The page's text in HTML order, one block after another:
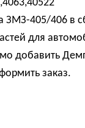
ЗМЗ-405/406 в
для
добавить
заказ.